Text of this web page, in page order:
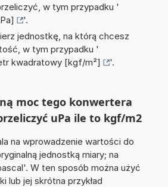
w tym przypadku '
'.
jednostkę, na którą chcesz
w tym przypadku '
kwadratowy [kgf/m²]
'.
moc tego konwertera
uPa ile to kgf/m2
na wprowadzenie wartości do
jednostką miary; na
W ten sposób można użyć
lub jej skrótna przykład